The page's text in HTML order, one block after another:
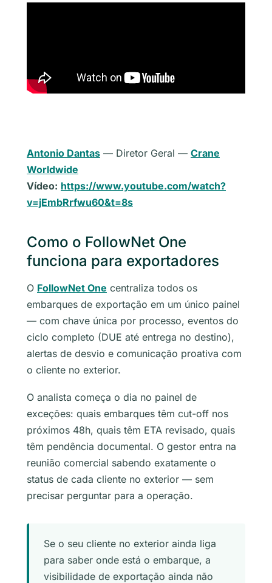
Antonio Dantas — Diretor Geral — Crane
Worldwide
Vídeo: https://www.youtube.com/watch?
v=jEmbRrfwu60&t=8s
Como o FollowNet One
funciona para exportadores
O FollowNet One centraliza todos os
embarques de exportação em um único painel
— com chave única por processo, eventos do
ciclo completo (DUE até entrega no destino),
alertas de desvio e comunicação proativa com
o cliente no exterior.
O analista começa o dia no painel de
exceções: quais embarques têm cut-off nos
próximos 48h, quais têm ETA revisado, quais
têm pendência documental. O gestor entra na
reunião comercial sabendo exatamente o
status de cada cliente no exterior — sem
precisar perguntar para a operação.
Se o seu cliente no exterior ainda liga
para saber onde está o embarque, a
visibilidade de exportação ainda não